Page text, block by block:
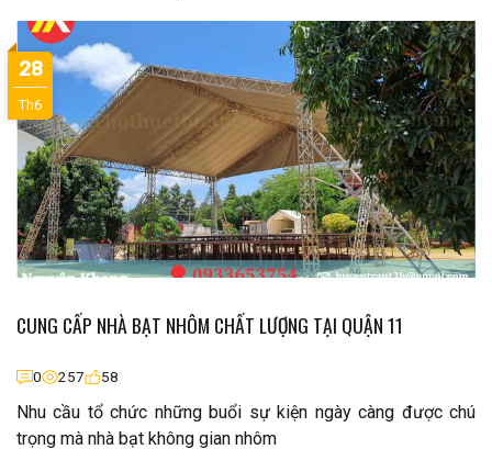
CUNG CẤP NHÀ BẠT NHÔM CHẤT LƯỢNG TẠI QUẬN 11
0 257 58
Nhu cầu tổ chức những buổi sự kiện ngày càng được chú
trọng mà nhà bạt không gian nhôm
28
Th6